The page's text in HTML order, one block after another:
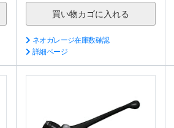
ネオガレージ在庫数確認
詳細ページ